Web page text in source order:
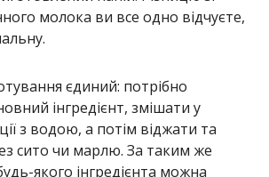
молока ви все одно відчуєте,
єдиний: потрібно
інгредієнт, змішати у
з водою, а потім віджати та
сито чи марлю. За таким же
якого інгредієнта можна